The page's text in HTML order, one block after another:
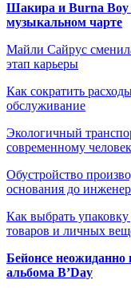
Шакира и Burna Boy
музыкальном чарте
Майли Сайрус
этап карьеры
Как сократить
обслуживание
Экологичный
современному
Обустройство
основания до
Как выбрать
товаров и личных
Бейонсе
альбома B’Day